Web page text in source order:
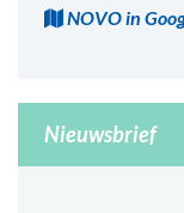
NOVO in
Nieuwsbrief